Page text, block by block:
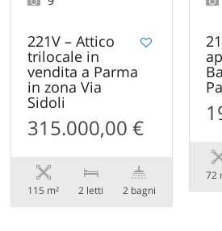
221V – Attico
trilocale in
vendita a Parma
in zona Via
Sidoli
315.000,00 €
115 m² 2 letti 2 bagni
72